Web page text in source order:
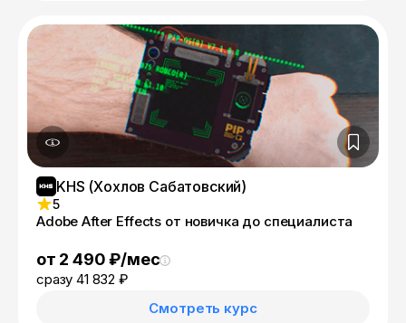
KHS (Хохлов Сабатовский)
5
Adobe After Effects от новичка до специалиста
от 2 490 ₽/мес
сразу 41 832 ₽
Смотреть курс